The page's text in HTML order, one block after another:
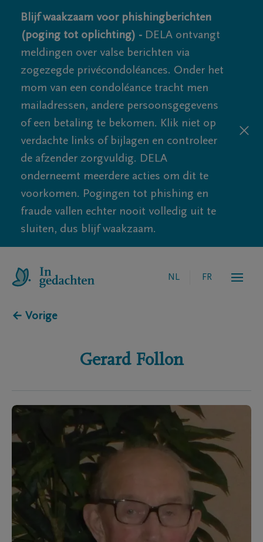
Blijf waakzaam voor phishingberichten
(poging tot oplichting) - DELA ontvangt
meldingen over valse berichten via
zogezegde privécondoléances. Onder het
mom van een condoléance tracht men
mailadressen, andere persoonsgegevens
of een betaling te bekomen. Klik niet op
verdachte links of bijlagen en controleer
de afzender zorgvuldig. DELA
onderneemt meerdere acties om dit te
voorkomen. Pogingen tot phishing en
fraude vallen echter nooit volledig uit te
sluiten, dus blijf waakzaam.
NL FR
← Vorige
Gerard Follon